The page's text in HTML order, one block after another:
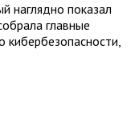
наглядно показал
главные
кибербезопасности,